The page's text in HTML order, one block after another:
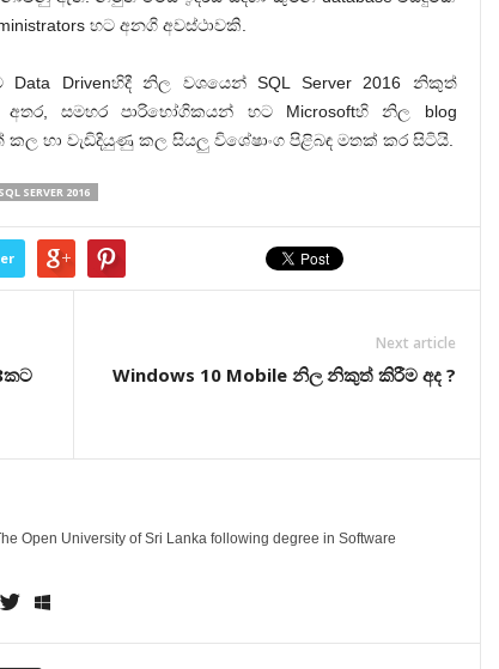
හට අනගි අවස්ථාවකි.
Data Drivenහිදී නිල වශයෙන් SQL Server 2016 නිකුත්
සමහර පාරිභෝගිකයන් හට Microsoftහි නිල blog
හා වැඩිදියුණු කල සියලු විශේෂාංග පිළිබඳ මතක් කර සිටියි.
SQL SERVER 2016
Next article
Windows 10 Mobile නිල නිකුත් කිරීම අද ?
Open University of Sri Lanka following degree in Software